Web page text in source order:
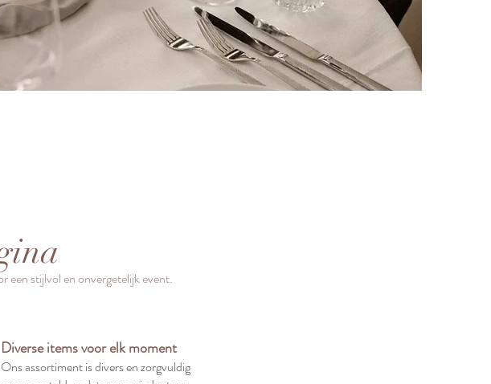
een stijlvol en onvergetelijk event.
Diverse items voor elk moment
Ons assortiment is divers en zorgvuldig